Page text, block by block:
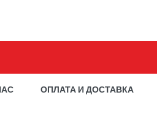
ОПЛАТА И ДОСТАВКА